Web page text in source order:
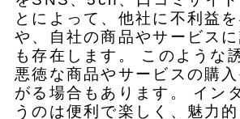
とによって、他社に不利益
や、自社の商品やサービス
も存在します。 このような
悪徳な商品やサービスの購
がる場合もあります。 イン
うのは便利で楽しく、魅力